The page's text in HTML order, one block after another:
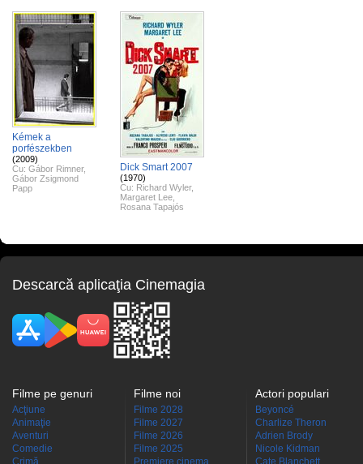
Kémek a
porfészekben
(2009)
Cu: Gábor Rimner,
Gábor Zsigmond
Papp
Dick Smart 2007
(1970)
Cu: Richard Wyler,
Margaret Lee
Rosana Tapajós
Descarcă aplicaţia Cinemagia
Filme pe genuri
Acţiune
Animaţie
Aventuri
Comedie
Crimă
Filme noi
Filme 2028
Filme 2027
Filme 2026
Filme 2025
Premiere cinema
Actori populari
Beyoncé
Charlize Theron
Adrien Brody
Nicole Kidman
Cate Blanchett